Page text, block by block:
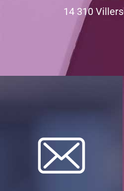
14 310